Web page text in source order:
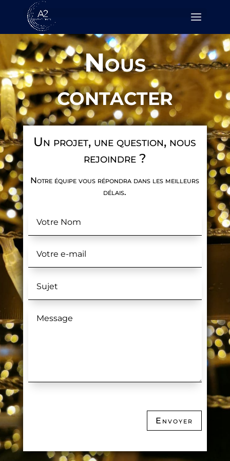
Nous
contacter
Un projet, une question, nous
rejoindre ?
Notre équipe vous répondra dans les meilleurs
délais.
Envoyer